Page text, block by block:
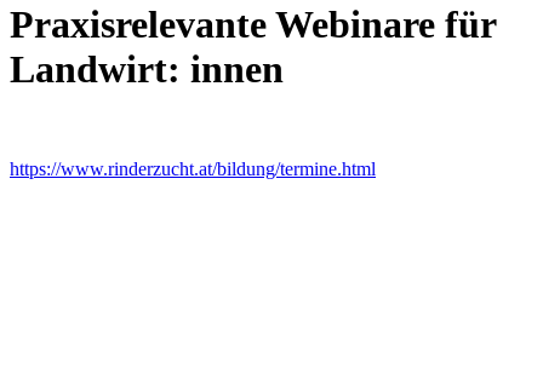
Praxisrelevante Webinare für
Landwirt: innen
https://www.rinderzucht.at/bildung/termine.html